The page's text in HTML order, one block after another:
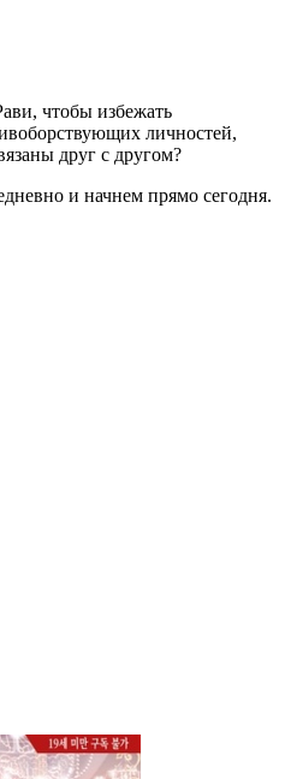
чтобы избежать
личностей,
друг с другом?
и начнем прямо сегодня.